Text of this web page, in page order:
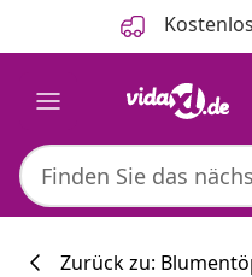
Zurück zu: